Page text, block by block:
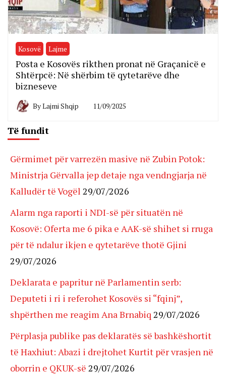
Kosovë Lajme
Posta e Kosovës rikthen pronat në Graçanicë e
Shtërpcë: Në shërbim të qytetarëve dhe
bizneseve
ByLajmi Shqip 11/09/2025
Të fundit
Gërmimet për varrezën masive në Zubin Potok:
Ministrja Gërvalla jep detaje nga vendngjarja në
Kalludër të Vogël 29/07/2026
Alarm nga raporti i NDI-së për situatën në
Kosovë: Oferta me 6 pika e AAK-së shihet si rruga
për të ndalur ikjen e qytetarëve thotë Gjini
29/07/2026
Deklarata e papritur në Parlamentin serb:
Deputeti i ri i referohet Kosovës si “fqinj”,
shpërthen me reagim Ana Brnabiq 29/07/2026
Përplasja publike pas deklaratës së bashkëshortit
të Haxhiut: Abazi i drejtohet Kurtit për vrasjen në
oborrin e QKUK-së 29/07/2026